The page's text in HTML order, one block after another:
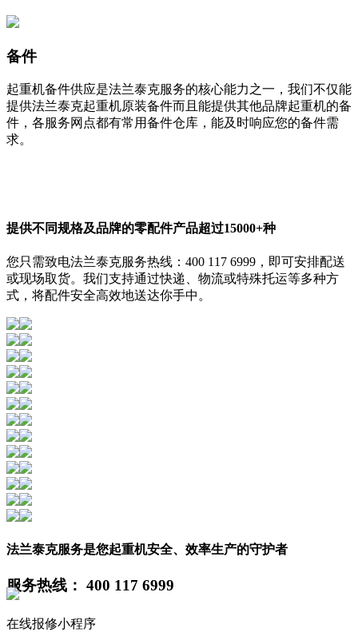
备件
起重机备件供应是法兰泰克服务的核心能力之一，我们不仅能
提供法兰泰克起重机原装备件而且能提供其他品牌起重机的备
件，各服务网点都有常用备件仓库，能及时响应您的备件需
求。
提供不同规格及品牌的零配件产品超过15000+种
您只需致电法兰泰克服务热线：400 117 6999，即可安排配送
或现场取货。我们支持通过快递、物流或特殊托运等多种方
式，将配件安全高效地送达你手中。
法兰泰克服务是您起重机安全、效率生产的守护者
服务热线： 400 117 6999
在线报修小程序